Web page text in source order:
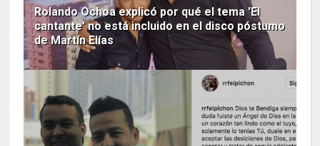
Rolando Ochoa explicó por qué el tema 'El
cantante' no está incluido en el disco póstumo
de Martín Elías